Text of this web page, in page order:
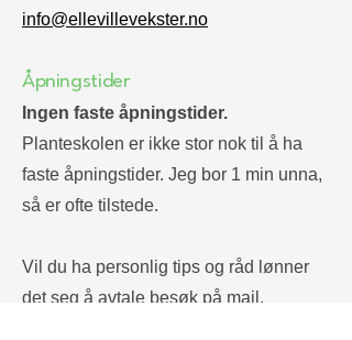
info@ellevillevekster.no
Åpningstider
Ingen faste åpningstider.
Planteskolen er ikke stor nok til å ha
faste åpningstider. Jeg bor 1 min unna,
så er ofte tilstede.
Vil du ha personlig tips og råd lønner
det seg å avtale besøk på mail.